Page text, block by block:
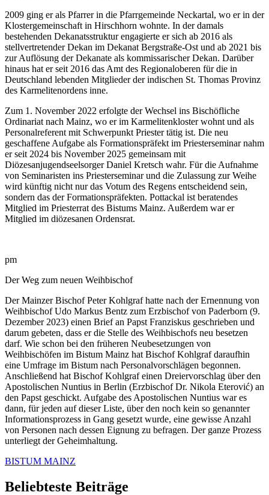
2009 ging er als Pfarrer in die Pfarrgemeinde Neckartal, wo er in der
Klostergemeinschaft in Hirschhorn wohnte. In der damals
bestehenden Dekanatsstruktur engagierte er sich ab 2016 als
stellvertretender Dekan im Dekanat Bergstraße-Ost und ab 2021 bis
zur Auflösung der Dekanate als kommissarischer Dekan. Darüber
hinaus hat er seit 2016 das Amt des Regionaloberen für die in
Deutschland lebenden Mitglieder der indischen St. Thomas Provinz
des Karmelitenordens inne.
Zum 1. November 2022 erfolgte der Wechsel ins Bischöfliche
Ordinariat nach Mainz, wo er im Karmelitenkloster wohnt und als
Personalreferent mit Schwerpunkt Priester tätig ist. Die neu
geschaffene Aufgabe als Formationspräfekt im Priesterseminar nahm
er seit 2024 bis November 2025 gemeinsam mit
Diözesanjugendseelsorger Daniel Kretsch wahr. Für die Aufnahme
von Seminaristen ins Priesterseminar und die Zulassung zur Weihe
wird künftig nicht nur das Votum des Regens entscheidend sein,
sondern das der Formationspräfekten. Pottackal ist beratendes
Mitglied im Priesterrat des Bistums Mainz. Außerdem war er
Mitglied im diözesanen Ordensrat.
pm
Der Weg zum neuen Weihbischof
Der Mainzer Bischof Peter Kohlgraf hatte nach der Ernennung von
Weihbischof Udo Markus Bentz zum Erzbischof von Paderborn (9.
Dezember 2023) einen Brief an Papst Franziskus geschrieben und
darum gebeten, dass er die Stelle des Weihbischofs neu besetzen
darf. Wie schon bei den früheren Neubesetzungen von
Weihbischöfen im Bistum Mainz hat Bischof Kohlgraf daraufhin
eine Umfrage im Bistum nach Personalvorschlägen begonnen.
Anschließend hat Bischof Kohlgraf einen Dreiervorschlag über den
Apostolischen Nuntius in Berlin (Erzbischof Dr. Nikola Eterović) an
den Papst geschickt. Aufgabe des Apostolischen Nuntius war es
dann, für jeden auf dieser Liste, über den noch kein so genannter
Informationsprozess in Gang gesetzt wurde, eine gewisse Anzahl
von Personen nach dessen Eignung zu befragen. Der ganze Prozess
unterliegt der Geheimhaltung.
BISTUM MAINZ
Beliebteste Beiträge